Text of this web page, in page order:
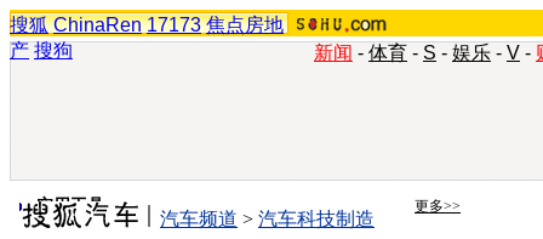
搜狐 ChinaRen 17173 焦点房地
产 搜狗 新闻 - 体育 - S - 娱乐 - V -
实用工具 更多>>
汽车频道 > 汽车科技制造